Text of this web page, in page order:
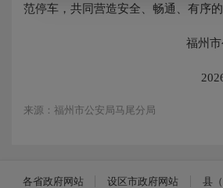
范停车，共同营造安全、畅通、有序的
福州
来源：福州市公安局马尾分局
各省政府网站 设区市政府网站 县（